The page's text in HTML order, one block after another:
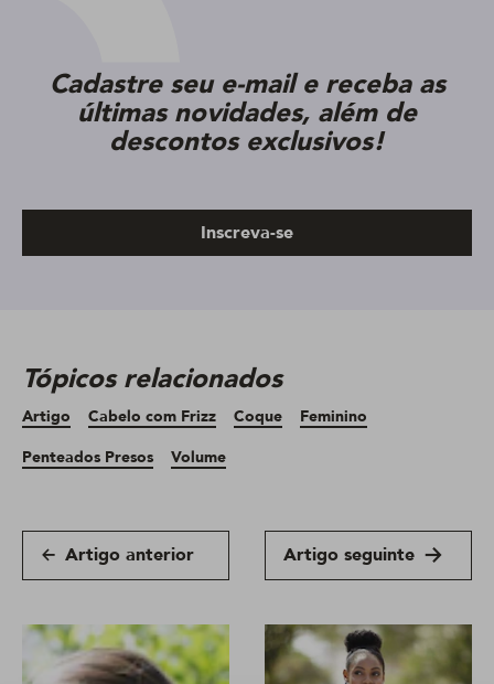
Cadastre seu e-mail e receba as
últimas novidades, além de
descontos exclusivos!
Inscreva-se
Tópicos relacionados
Artigo Cabelo com Frizz Coque
Feminino
Penteados Presos
Volume
Artigo anterior Artigo seguinte